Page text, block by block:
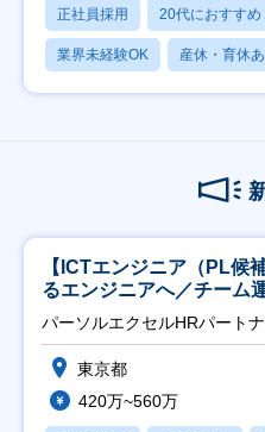
正社員採用 20代におすすめ
業界未経験OK 産休・育休あ
【ICTエンジニア（PL候
るエンジニアへ／チーム
パーソルエクセルHRパート
東京都
420万~560万